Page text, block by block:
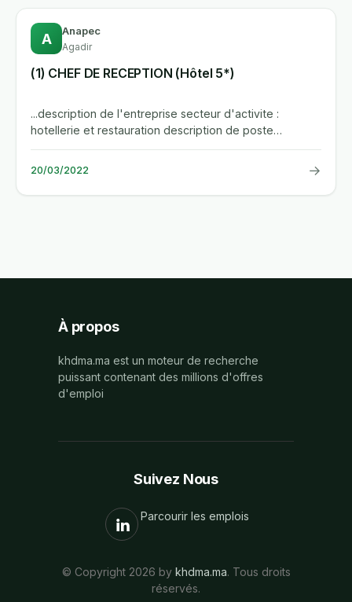
A Anapec
Agadir
(1) CHEF DE RECEPTION (Hôtel 5*)
...description de l'entreprise secteur d'activite :
hotellerie et restauration description de poste
competences : prendre...
20/03/2022 →
À propos
khdma.ma est un moteur de recherche
puissant contenant des millions d'offres
d'emploi
Suivez Nous
Parcourir les emplois
© Copyright 2026 by khdma.ma. Tous droits
réservés.